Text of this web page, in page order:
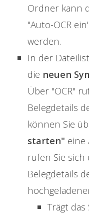
Ordner kann
"Auto-OCR
werden.
In der
die neuen
Über "OCR"
Belegdetails
können Sie
starten" eine
rufen Sie sich
Belegdetails
Trägt